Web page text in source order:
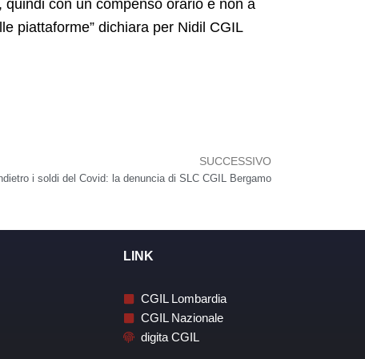
con un compenso orario e non a
piattaforme” dichiara per Nidil CGIL
SUCCESSIVO
i soldi del Covid: la denuncia di SLC CGIL Bergamo
LINK
CGIL Lombardia
CGIL Nazionale
digita CGIL